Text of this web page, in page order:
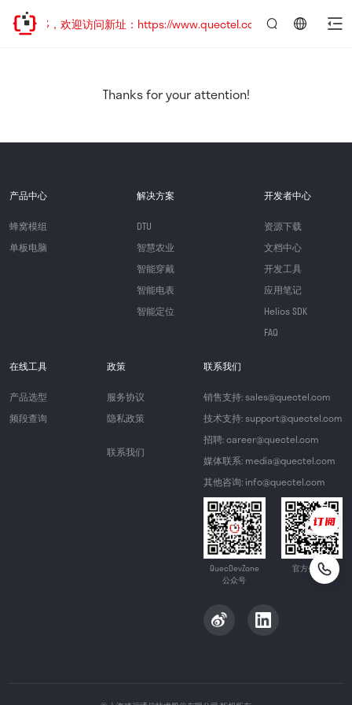
址已迁移，欢迎访问新址：https://www.quectel.com.cn
Thanks for your attention!
产品中心
蜂窝模组
单板电脑
解决方案
DTU
智慧农业
智能穿戴
智能电表
智能定位
开发者中心
资源下载
文档中心
开发工具
应用笔记
Helios SDK
FAQ
在线工具
产品选型
频段查询
政策
服务协议
隐私政策
联系我们
联系我们
销售支持: sales@quectel.com
技术支持: support@quectel.com
招聘: career@quectel.com
媒体联系: media@quectel.com
其他咨询: info@quectel.com
QuecDevZone
公众号
官方公众号